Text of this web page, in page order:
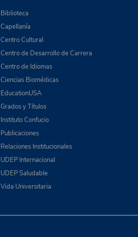
Biblioteca
Capellanía
Centro Cultural
Centro de Desarrollo de Carrera
Centro de Idiomas
Ciencias Biomédicas
EducationUSA
Grados y Títulos
Instituto Confucio
Publicaciones
Relaciones Institucionales
UDEP Internacional
UDEP Saludable
Vida Universitaria